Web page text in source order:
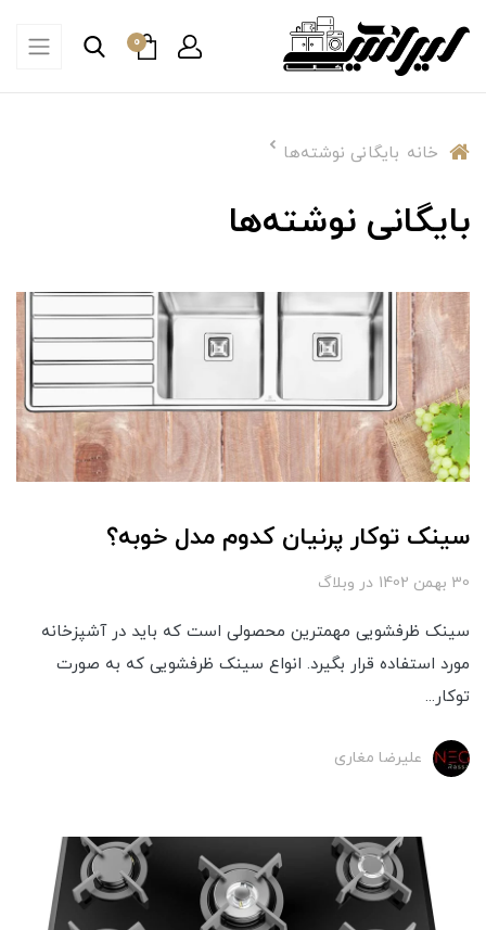
0
خانه بایگانی نوشته‌ها
بایگانی نوشته‌ها
سینک توکار پرنیان کدوم مدل خوبه؟
30 بهمن 1402 در وبلاگ
سینک ظرفشویی مهمترین محصولی است که باید در آشپزخانه
مورد استفاده قرار بگیرد. انواع سینک ظرفشویی که به صورت
توکار...
علیرضا مغاری